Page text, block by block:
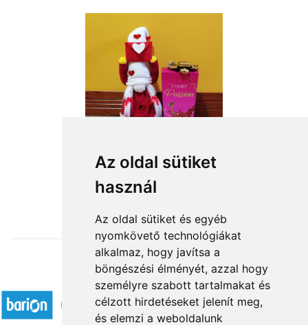
Az oldal sütiket
használ
Az oldal sütiket és egyéb
nyomkövető technológiákat
alkalmaz, hogy javítsa a
böngészési élményét, azzal hogy
személyre szabott tartalmakat és
célzott hirdetéseket jelenít meg,
és elemzi a weboldalunk
Anyuci pici lánya
15 760 Ft-tól
Elfogadott fizetési módok